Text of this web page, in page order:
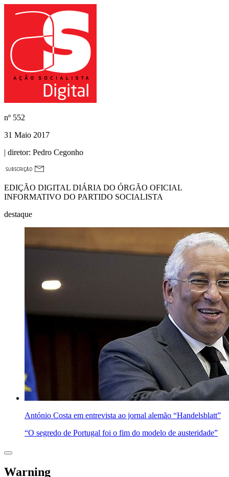
nº 552
31 Maio 2017
| diretor: Pedro Cegonho
EDIÇÃO DIGITAL DIÁRIA DO ÓRGÃO OFICIAL
INFORMATIVO DO PARTIDO SOCIALISTA
destaque
António Costa em entrevista ao jornal alemão “Handelsblatt”
“O segredo de Portugal foi o fim do modelo de austeridade”
Warning